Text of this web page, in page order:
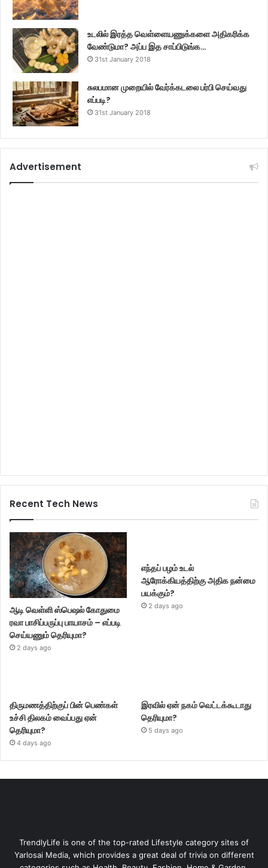
உடலில் இரத்த வெள்ளையணுக்களை அதிகரிக்க
வேண்டுமா? அப்ப இத சாப்பிடுங்க…
31st January 2018
சுலபமான முறையில் வேர்க்கடலை பர்பி செய்வது
எப்படி?
31st January 2018
Advertisement
Recent Tech News
ஆடி வெள்ளி ஸ்பெஷல் கோதுமை
ரவா பாசிப்பருப்பு பாயாசம் – எப்படி
செய்யணும் தெரியுமா?
2 days ago
எந்தப் பழம் உடல்
ஆரோக்கியத்திற்கு அதிக நன்மை
பயக்கும்?
2 days ago
திருமணத்திற்குப் பின் பெண்கள்
உச்சி திலகம் வைப்பது ஏன்
தெரியுமா?
4 days ago
இரவில் ஏன் நகம் வெட்டக்கூடாது
தெரியுமா?
5 days ago
TrendlyLife is one of the top-rated Lifestyle category sites of
Yarlosai Media, which provides a great deal of trivia on different